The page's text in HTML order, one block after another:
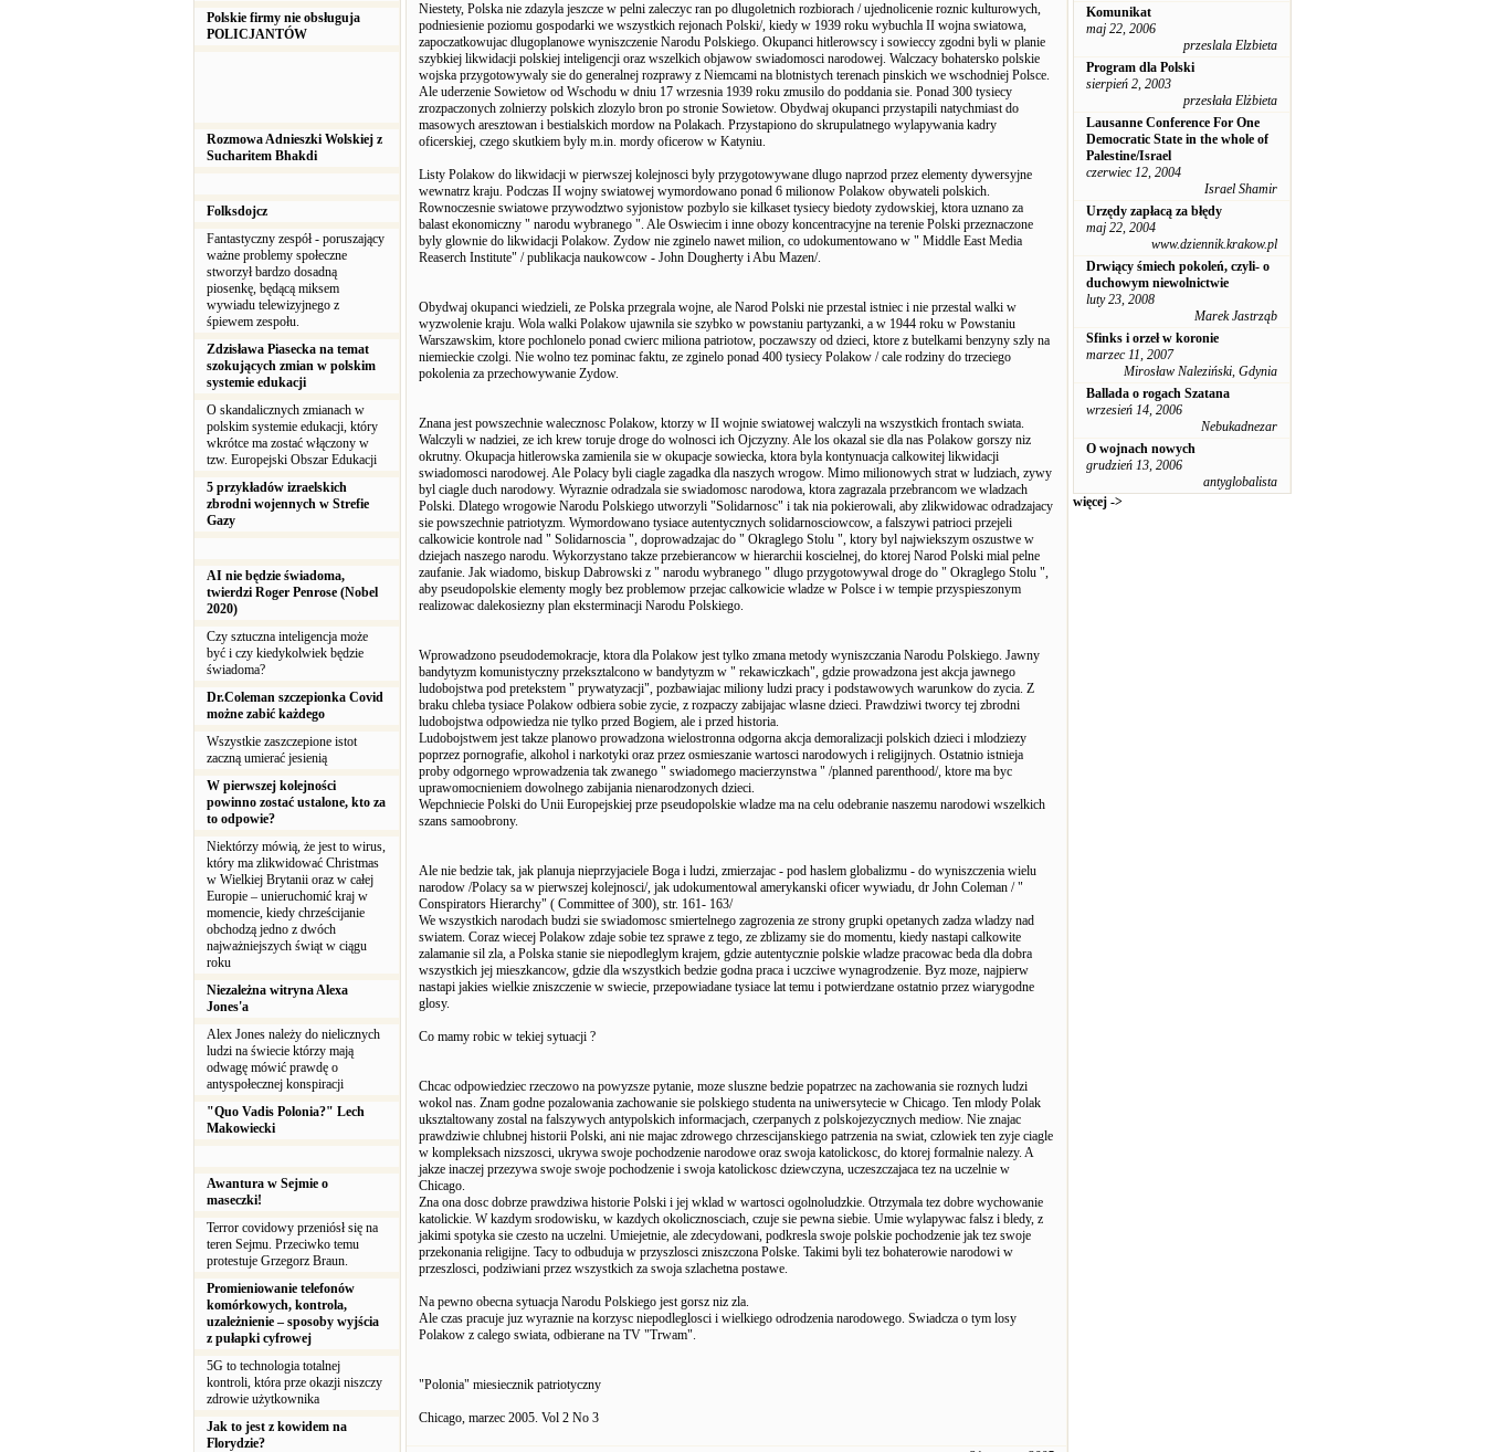
Polskie firmy nie obsługuja
POLICJANTÓW
Rozmowa Adnieszki Wolskiej z
Sucharitem Bhakdi
Folksdojcz
Fantastyczny zespół - poruszający
ważne problemy społeczne
stworzył bardzo dosadną
piosenkę, będącą miksem
wywiadu telewizyjnego z
śpiewem zespołu.
Zdzisława Piasecka na temat
szokujących zmian w polskim
systemie edukacji
O skandalicznych zmianach w
polskim systemie edukacji, który
wkrótce ma zostać włączony w
tzw. Europejski Obszar Edukacji
5 przykładów izraelskich
zbrodni wojennych w Strefie
Gazy
AI nie będzie świadoma,
twierdzi Roger Penrose (Nobel
2020)
Czy sztuczna inteligencja może
być i czy kiedykolwiek będzie
świadoma?
Dr.Coleman szczepionka Covid
możne zabić każdego
Wszystkie zaszczepione istot
zaczną umierać jesienią
W pierwszej kolejności
powinno zostać ustalone, kto za
to odpowie?
Niektórzy mówią, że jest to wirus,
który ma zlikwidować Christmas
w Wielkiej Brytanii oraz w całej
Europie – unieruchomić kraj w
momencie, kiedy chrześcijanie
obchodzą jedno z dwóch
najważniejszych świąt w ciągu
roku
Niezależna witryna Alexa
Jones'a
Alex Jones należy do nielicznych
ludzi na świecie którzy mają
odwagę mówić prawdę o
antyspołecznej konspiracji
"Quo Vadis Polonia?" Lech
Makowiecki
Awantura w Sejmie o
maseczki!
Terror covidowy przeniósł się na
teren Sejmu. Przeciwko temu
protestuje Grzegorz Braun.
Promieniowanie telefonów
komórkowych, kontrola,
uzależnienie – sposoby wyjścia
z pułapki cyfrowej
5G to technologia totalnej
kontroli, która prze okazji niszczy
zdrowie użytkownika
Jak to jest z kowidem na
Florydzie?
Niestety, Polska nie zdazyla jeszcze w pelni zaleczyc ran po dlugoletnich rozbiorach / ujednolicenie roznic kulturowych,
podniesienie poziomu gospodarki we wszystkich rejonach Polski/, kiedy w 1939 roku wybuchla II wojna swiatowa,
zapoczatkowujac dlugoplanowe wyniszczenie Narodu Polskiego. Okupanci hitlerowscy i sowieccy zgodni byli w planie
szybkiej likwidacji polskiej inteligencji oraz wszelkich objawow swiadomosci narodowej. Walczacy bohatersko polskie
wojska przygotowywaly sie do generalnej rozprawy z Niemcami na blotnistych terenach pinskich we wschodniej Polsce.
Ale uderzenie Sowietow od Wschodu w dniu 17 wrzesnia 1939 roku zmusilo do poddania sie. Ponad 300 tysiecy
zrozpaczonych zolnierzy polskich zlozylo bron po stronie Sowietow. Obydwaj okupanci przystapili natychmiast do
masowych aresztowan i bestialskich mordow na Polakach. Przystapiono do skrupulatnego wylapywania kadry
oficerskiej, czego skutkiem byly m.in. mordy oficerow w Katyniu.
Listy Polakow do likwidacji w pierwszej kolejnosci byly przygotowywane dlugo naprzod przez elementy dywersyjne
wewnatrz kraju. Podczas II wojny swiatowej wymordowano ponad 6 milionow Polakow obywateli polskich.
Rownoczesnie swiatowe przywodztwo syjonistow pozbylo sie kilkaset tysiecy biedoty zydowskiej, ktora uznano za
balast ekonomiczny " narodu wybranego ". Ale Oswiecim i inne obozy koncentracyjne na terenie Polski przeznaczone
byly glownie do likwidacji Polakow. Zydow nie zginelo nawet milion, co udokumentowano w " Middle East Media
Reaserch Institute" / publikacja naukowcow - John Dougherty i Abu Mazen/.
Obydwaj okupanci wiedzieli, ze Polska przegrala wojne, ale Narod Polski nie przestal istniec i nie przestal walki w
wyzwolenie kraju. Wola walki Polakow ujawnila sie szybko w powstaniu partyzanki, a w 1944 roku w Powstaniu
Warszawskim, ktore pochlonelo ponad cwierc miliona patriotow, poczawszy od dzieci, ktore z butelkami benzyny szly na
niemieckie czolgi. Nie wolno tez pominac faktu, ze zginelo ponad 400 tysiecy Polakow / cale rodziny do trzeciego
pokolenia za przechowywanie Zydow.
Znana jest powszechnie walecznosc Polakow, ktorzy w II wojnie swiatowej walczyli na wszystkich frontach swiata.
Walczyli w nadziei, ze ich krew toruje droge do wolnosci ich Ojczyzny. Ale los okazal sie dla nas Polakow gorszy niz
okrutny. Okupacja hitlerowska zamienila sie w okupacje sowiecka, ktora byla kontynuacja calkowitej likwidacji
swiadomosci narodowej. Ale Polacy byli ciagle zagadka dla naszych wrogow. Mimo milionowych strat w ludziach, zywy
byl ciagle duch narodowy. Wyraznie odradzala sie swiadomosc narodowa, ktora zagrazala przebrancom we wladzach
Polski. Dlatego wrogowie Narodu Polskiego utworzyli "Solidarnosc" i tak nia pokierowali, aby zlikwidowac odradzajacy
sie powszechnie patriotyzm. Wymordowano tysiace autentycznych solidarnosciowcow, a falszywi patrioci przejeli
calkowicie kontrole nad " Solidarnoscia ", doprowadzajac do " Okraglego Stolu ", ktory byl najwiekszym oszustwe w
dziejach naszego narodu. Wykorzystano takze przebierancow w hierarchii koscielnej, do ktorej Narod Polski mial pelne
zaufanie. Jak wiadomo, biskup Dabrowski z " narodu wybranego " dlugo przygotowywal droge do " Okraglego Stolu ",
aby pseudopolskie elementy mogly bez problemow przejac calkowicie wladze w Polsce i w tempie przyspieszonym
realizowac dalekosiezny plan eksterminacji Narodu Polskiego.
Wprowadzono pseudodemokracje, ktora dla Polakow jest tylko zmana metody wyniszczania Narodu Polskiego. Jawny
bandytyzm komunistyczny przeksztalcono w bandytyzm w " rekawiczkach", gdzie prowadzona jest akcja jawnego
ludobojstwa pod pretekstem " prywatyzacji", pozbawiajac miliony ludzi pracy i podstawowych warunkow do zycia. Z
braku chleba tysiace Polakow odbiera sobie zycie, z rozpaczy zabijajac wlasne dzieci. Prawdziwi tworcy tej zbrodni
ludobojstwa odpowiedza nie tylko przed Bogiem, ale i przed historia.
Ludobojstwem jest takze planowo prowadzona wielostronna odgorna akcja demoralizacji polskich dzieci i mlodziezy
poprzez pornografie, alkohol i narkotyki oraz przez osmieszanie wartosci narodowych i religijnych. Ostatnio istnieja
proby odgornego wprowadzenia tak zwanego " swiadomego macierzynstwa " /planned parenthood/, ktore ma byc
uprawomocnieniem dowolnego zabijania nienarodzonych dzieci.
Wepchniecie Polski do Unii Europejskiej prze pseudopolskie wladze ma na celu odebranie naszemu narodowi wszelkich
szans samoobrony.
Ale nie bedzie tak, jak planuja nieprzyjaciele Boga i ludzi, zmierzajac - pod haslem globalizmu - do wyniszczenia wielu
narodow /Polacy sa w pierwszej kolejnosci/, jak udokumentowal amerykanski oficer wywiadu, dr John Coleman / "
Conspirators Hierarchy" ( Committee of 300), str. 161- 163/
We wszystkich narodach budzi sie swiadomosc smiertelnego zagrozenia ze strony grupki opetanych zadza wladzy nad
swiatem. Coraz wiecej Polakow zdaje sobie tez sprawe z tego, ze zblizamy sie do momentu, kiedy nastapi calkowite
zalamanie sil zla, a Polska stanie sie niepodleglym krajem, gdzie autentycznie polskie wladze pracowac beda dla dobra
wszystkich jej mieszkancow, gdzie dla wszystkich bedzie godna praca i uczciwe wynagrodzenie. Byz moze, najpierw
nastapi jakies wielkie zniszczenie w swiecie, przepowiadane tysiace lat temu i potwierdzane ostatnio przez wiarygodne
glosy.
Co mamy robic w tekiej sytuacji ?
Chcac odpowiedziec rzeczowo na powyzsze pytanie, moze sluszne bedzie popatrzec na zachowania sie roznych ludzi
wokol nas. Znam godne pozalowania zachowanie sie polskiego studenta na uniwersytecie w Chicago. Ten mlody Polak
uksztaltowany zostal na falszywych antypolskich informacjach, czerpanych z polskojezycznych mediow. Nie znajac
prawdziwie chlubnej historii Polski, ani nie majac zdrowego chrzescijanskiego patrzenia na swiat, czlowiek ten zyje ciagle
w kompleksach nizszosci, ukrywa swoje pochodzenie narodowe oraz swoja katolickosc, do ktorej formalnie nalezy. A
jakze inaczej przezywa swoje swoje pochodzenie i swoja katolickosc dziewczyna, uczeszczajaca tez na uczelnie w
Chicago.
Zna ona dosc dobrze prawdziwa historie Polski i jej wklad w wartosci ogolnoludzkie. Otrzymala tez dobre wychowanie
katolickie. W kazdym srodowisku, w kazdych okolicznosciach, czuje sie pewna siebie. Umie wylapywac falsz i bledy, z
jakimi spotyka sie czesto na uczelni. Umiejetnie, ale zdecydowani, podkresla swoje polskie pochodzenie jak tez swoje
przekonania religijne. Tacy to odbuduja w przyszlosci zniszczona Polske. Takimi byli tez bohaterowie narodowi w
przeszlosci, podziwiani przez wszystkich za swoja szlachetna postawe.
Na pewno obecna sytuacja Narodu Polskiego jest gorsz niz zla.
Ale czas pracuje juz wyraznie na korzysc niepodleglosci i wielkiego odrodzenia narodowego. Swiadcza o tym losy
Polakow z calego swiata, odbierane na TV "Trwam".
"Polonia" miesiecznik patriotyczny
Chicago, marzec 2005. Vol 2 No 3
Komunikat
maj 22, 2006
przeslala Elzbieta
Program dla Polski
sierpień 2, 2003
przesłała Elżbieta
Lausanne Conference For One
Democratic State in the whole of
Palestine/Israel
czerwiec 12, 2004
Israel Shamir
Urzędy zapłacą za błędy
maj 22, 2004
www.dziennik.krakow.pl
Drwiący śmiech pokoleń, czyli- o
duchowym niewolnictwie
luty 23, 2008
Marek Jastrząb
Sfinks i orzeł w koronie
marzec 11, 2007
Mirosław Naleziński, Gdynia
Ballada o rogach Szatana
wrzesień 14, 2006
Nebukadnezar
O wojnach nowych
grudzień 13, 2006
antyglobalista
więcej ->